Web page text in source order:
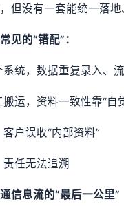
但没有一套能统一落
见的“错配”：
系统，数据重复录入、
搬运，资料一致性靠“自
户误收“内部资料”
责任无法追溯
信息流的“最后一公里”